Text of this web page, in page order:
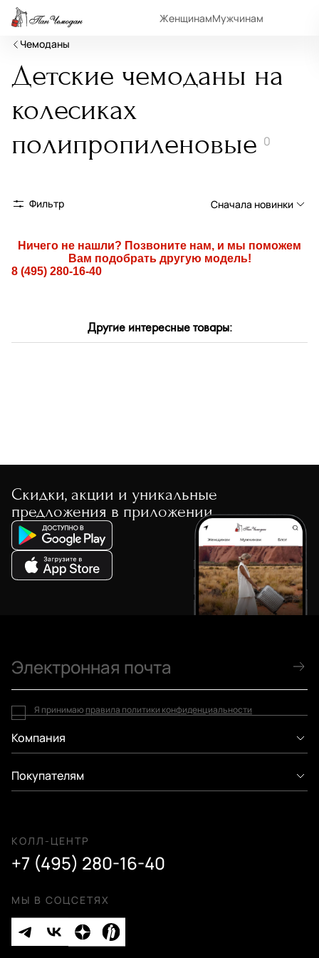
ЖенщинамМужчинам
Чемоданы
Детские чемоданы на
колесиках
полипропиленовые 0
Фильтр Сначала новинки
Сначала новинки
Сначала популярные
По размеру скидки
Ничего не нашли? Позвоните нам, и мы поможем
Вам подобрать другую модель!
8 (495) 280-16-40
Другие интересные товары:
Скидки, акции и уникальные
предложения в приложении
Компания
Покупателям
КОЛЛ-ЦЕНТР
+7 (495) 280-16-40
МЫ В СОЦСЕТЯХ
Я принимаю правила политики конфиденциальности